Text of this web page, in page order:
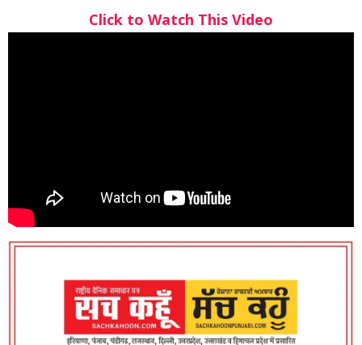
Click to Watch This Video